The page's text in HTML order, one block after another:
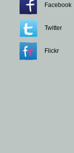
Facebook
Twitter
Flickr